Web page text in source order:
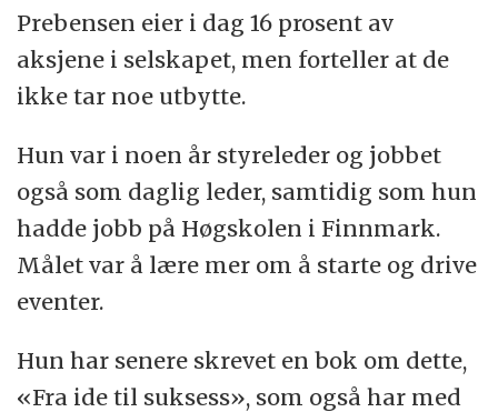
Prebensen eier i dag 16 prosent av
aksjene i selskapet, men forteller at de
ikke tar noe utbytte.
Hun var i noen år styreleder og jobbet
også som daglig leder, samtidig som hun
hadde jobb på Høgskolen i Finnmark.
Målet var å lære mer om å starte og drive
eventer.
Hun har senere skrevet en bok om dette,
«Fra ide til suksess», som også har med